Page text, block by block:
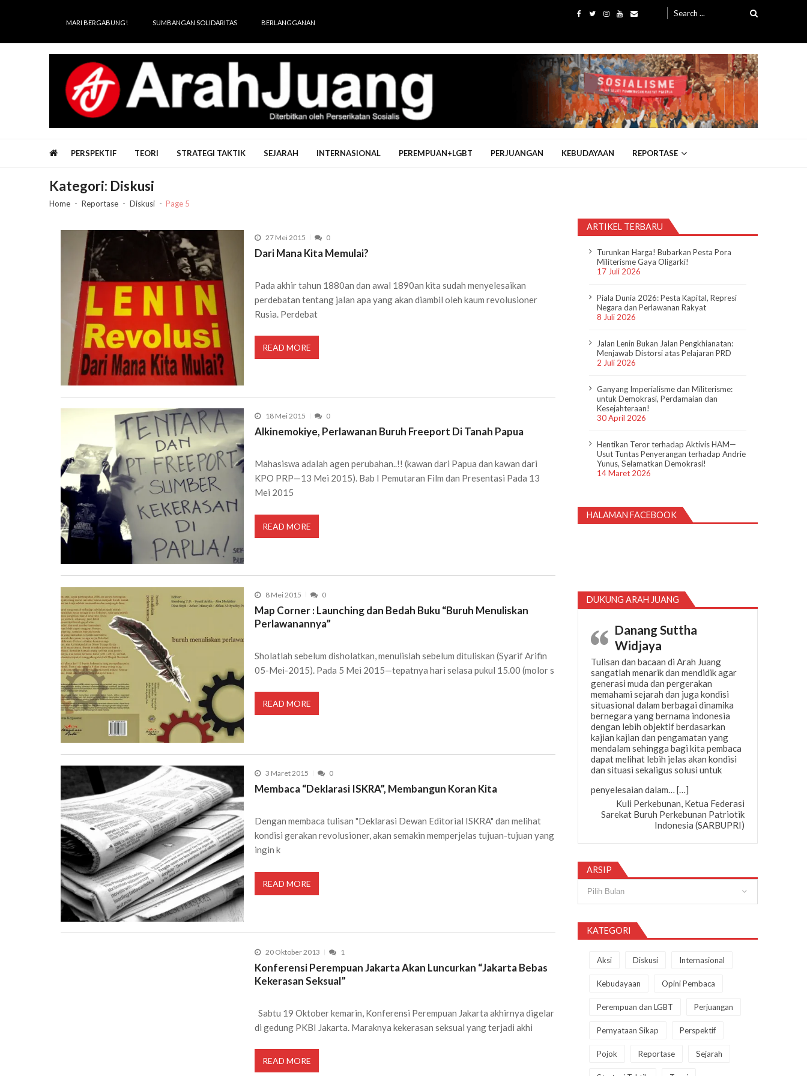
MARI BERGABUNG! SUMBANGAN SOLIDARITAS BERLANGGANAN
for:
PERSPEKTIF TEORI STRATEGI TAKTIK SEJARAH INTERNASIONAL PEREMPUAN+LGBT PERJUANGAN KEBUDAYAAN REPORTASE
Kategori: Diskusi
Home Reportase Diskusi Page 5
27 Mei 2015 0
Dari Mana Kita Memulai?
Pada akhir tahun 1880an dan awal 1890an kita sudah menyelesaikan
perdebatan tentang jalan apa yang akan diambil oleh kaum revolusioner
Rusia. Perdebat
READ MORE
18 Mei 2015 0
Alkinemokiye, Perlawanan Buruh Freeport Di Tanah Papua
Mahasiswa adalah agen perubahan..!! (kawan dari Papua dan kawan dari
KPO PRP—13 Mei 2015). Bab I Pemutaran Film dan Presentasi Pada 13
Mei 2015
READ MORE
8 Mei 2015 0
Map Corner : Launching dan Bedah Buku “Buruh Menuliskan
Perlawanannya”
Sholatlah sebelum disholatkan, menulislah sebelum dituliskan (Syarif Arifin
05-Mei-2015). Pada 5 Mei 2015—tepatnya hari selasa pukul 15.00 (molor s
READ MORE
3 Maret 2015 0
Membaca “Deklarasi ISKRA”, Membangun Koran Kita
Dengan membaca tulisan "Deklarasi Dewan Editorial ISKRA" dan melihat
kondisi gerakan revolusioner, akan semakin memperjelas tujuan-tujuan yang
ingin k
READ MORE
20 Oktober 2013 1
Konferensi Perempuan Jakarta Akan Luncurkan “Jakarta Bebas
Kekerasan Seksual”
Sabtu 19 Oktober kemarin, Konferensi Perempuan Jakarta akhirnya digelar
di gedung PKBI Jakarta. Maraknya kekerasan seksual yang terjadi akhi
READ MORE
ARTIKEL TERBARU
Turunkan Harga! Bubarkan Pesta Pora
Militerisme Gaya Oligarki!
17 Juli 2026
Piala Dunia 2026: Pesta Kapital, Represi
Negara dan Perlawanan Rakyat
8 Juli 2026
Jalan Lenin Bukan Jalan Pengkhianatan:
Menjawab Distorsi atas Pelajaran PRD
2 Juli 2026
Ganyang Imperialisme dan Militerisme:
untuk Demokrasi, Perdamaian dan
Kesejahteraan!
30 April 2026
Hentikan Teror terhadap Aktivis HAM—
Usut Tuntas Penyerangan terhadap Andrie
Yunus, Selamatkan Demokrasi!
14 Maret 2026
HALAMAN FACEBOOK
DUKUNG ARAH JUANG
Danang Suttha
Widjaya
Tulisan dan bacaan di Arah Juang
sangatlah menarik dan mendidik agar
generasi muda dan pergerakan
memahami sejarah dan juga kondisi
situasional dalam berbagai dinamika
bernegara yang bernama indonesia
dengan lebih objektif berdasarkan
kajian kajian dan pengamatan yang
mendalam sehingga bagi kita pembaca
dapat melihat lebih jelas akan kondisi
dan situasi sekaligus solusi untuk
penyelesaian dalam…[…]
Kuli Perkebunan, Ketua Federasi
Sarekat Buruh Perkebunan Patriotik
Indonesia (SARBUPRI)
ARSIP
KATEGORI
Aksi Diskusi Internasional
Kebudayaan Opini Pembaca
Perempuan dan LGBT Perjuangan
Pernyataan Sikap Perspektif
Pojok Reportase Sejarah